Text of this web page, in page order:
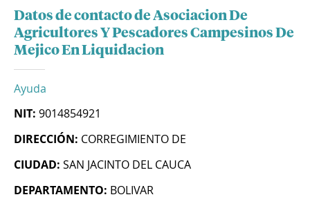
Datos de contacto de Asociacion De
Agricultores Y Pescadores Campesinos De
Mejico En Liquidacion
Ayuda
NIT: 9014854921
DIRECCIÓN: CORREGIMIENTO DE
CIUDAD: SAN JACINTO DEL CAUCA
DEPARTAMENTO: BOLIVAR